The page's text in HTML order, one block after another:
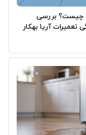
چیست؟ بررسی
آریا بهکار